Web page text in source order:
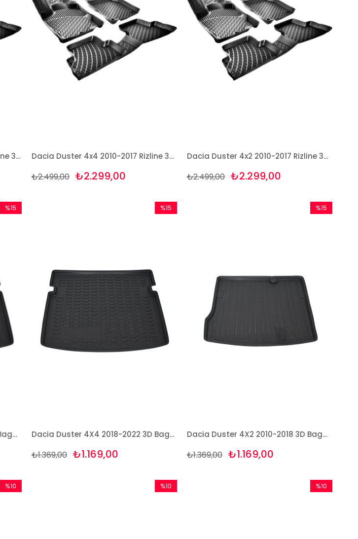
Dacia Duster 4x4 2018-2022 Rizline 3D Havuzlu Paspas Dacia Duster 4x4 2010-2017 Rizline 3D Havuzlu Paspas
₺2.299,00
₺2.499,00
Dacia Duster 4x2 2010-2017 Rizline 3D Havuzlu Paspas
₺2.299,00
₺2.499,00
Dacia Duster 4X4 2010-2017 3D Bagaj Havuzu Bizymo
%15
Dacia Duster 4X4 2018-2022 3D Bagaj Havuzu Bizymo
₺1.169,00
₺1.369,00
%15
Dacia Duster 4X2 2010-2018 3D Bagaj Havuzu Bizymo
₺1.169,00
₺1.369,00
%15
%10
%10
%10